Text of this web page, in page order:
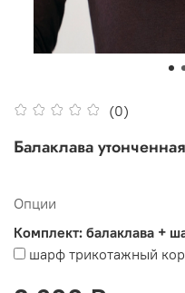
(0)
Балаклава
Опции
Комплект: балаклава +
шарф трикотажный